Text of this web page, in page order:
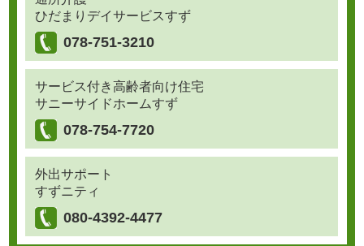
ひだまりデイサービスすず
078-751-3210
サービス付き高齢者向け住宅
サニーサイドホームすず
078-754-7720
外出サポート
すずニティ
080-4392-4477